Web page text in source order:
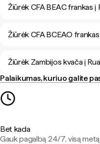
Žiūrėk CFA BEAC frankas
Žiūrėk CFA BCEAO
Žiūrėk Zambijos kvača į
Palaikumas, kuriuo galite
Bet kada
Gauk pagalbą 24/7, visą